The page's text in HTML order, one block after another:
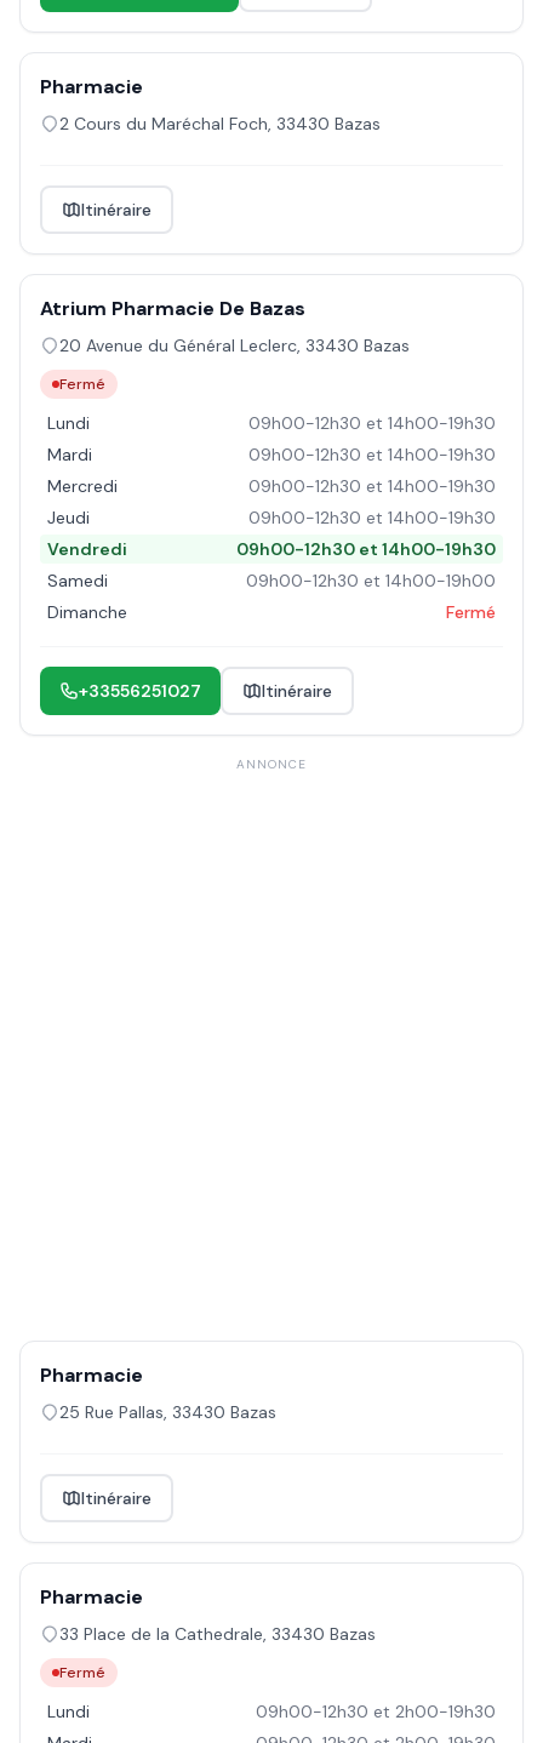
Pharmacie
2 Cours du Maréchal Foch, 33430 Bazas
Itinéraire
Atrium Pharmacie De Bazas
20 Avenue du Général Leclerc, 33430 Bazas
Fermé
Lundi
09h00-12h30 et 14h00-19h30
Mardi
09h00-12h30 et 14h00-19h30
Mercredi
09h00-12h30 et 14h00-19h30
Jeudi
09h00-12h30 et 14h00-19h30
Vendredi
09h00-12h30 et 14h00-19h30
Samedi
09h00-12h30 et 14h00-19h00
Dimanche
Fermé
+33556251027 Itinéraire
ANNONCE
Pharmacie
25 Rue Pallas, 33430 Bazas
Itinéraire
Pharmacie
33 Place de la Cathedrale, 33430 Bazas
Fermé
Lundi
09h00-12h30 et 2h00-19h30